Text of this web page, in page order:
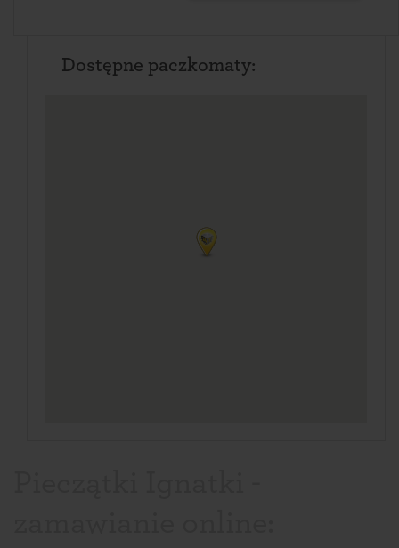
Dostępne paczkomaty: